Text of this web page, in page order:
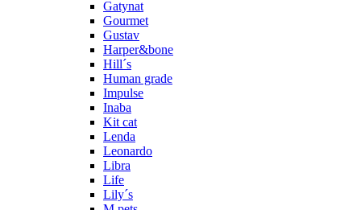
Gatynat
Gourmet
Gustav
Harper&bone
Hill´s
Human grade
Impulse
Inaba
Kit cat
Lenda
Leonardo
Libra
Life
Lily´s